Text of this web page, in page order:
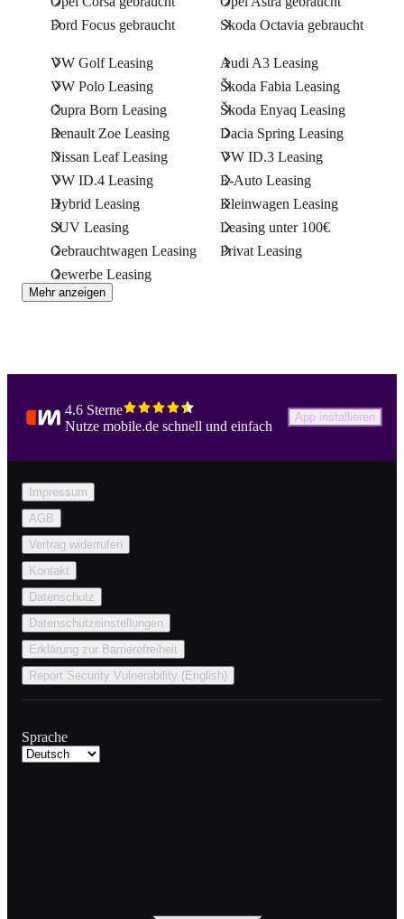
Ford Focus gebraucht
Skoda Octavia gebraucht
VW Golf Leasing
Audi A3 Leasing
VW Polo Leasing
Škoda Fabia Leasing
Cupra Born Leasing
Škoda Enyaq Leasing
Renault Zoe Leasing
Dacia Spring Leasing
Nissan Leaf Leasing
VW ID.3 Leasing
VW ID.4 Leasing
E-Auto Leasing
Hybrid Leasing
Kleinwagen Leasing
SUV Leasing
Leasing unter 100€
Gebrauchtwagen Leasing
Privat Leasing
Gewerbe Leasing
Mehr anzeigen
4.6 Sterne
Nutze mobile.de schnell und einfach
App installieren
Impressum
AGB
Vertrag widerrufen
Kontakt
Datenschutz
Datenschutzeinstellungen
Erklärung zur Barrierefreiheit
Report Security Vulnerability (English)
Sprache